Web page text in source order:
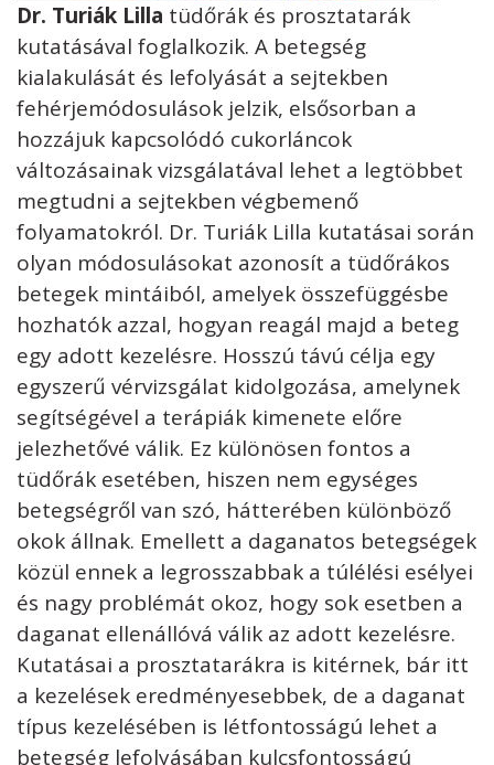
Dr. Turiák Lilla tüdőrák és prosztatarák
kutatásával foglalkozik. A betegség
kialakulását és lefolyását a sejtekben
fehérjemódosulások jelzik, elsősorban a
hozzájuk kapcsolódó cukorláncok
változásainak vizsgálatával lehet a legtöbbet
megtudni a sejtekben végbemenő
folyamatokról. Dr. Turiák Lilla kutatásai során
olyan módosulásokat azonosít a tüdőrákos
betegek mintáiból, amelyek összefüggésbe
hozhatók azzal, hogyan reagál majd a beteg
egy adott kezelésre. Hosszú távú célja egy
egyszerű vérvizsgálat kidolgozása, amelynek
segítségével a terápiák kimenete előre
jelezhetővé válik. Ez különösen fontos a
tüdőrák esetében, hiszen nem egységes
betegségről van szó, hátterében különböző
okok állnak. Emellett a daganatos betegségek
közül ennek a legrosszabbak a túlélési esélyei
és nagy problémát okoz, hogy sok esetben a
daganat ellenállóvá válik az adott kezelésre.
Kutatásai a prosztatarákra is kitérnek, bár itt
a kezelések eredményesebbek, de a daganat
típus kezelésében is létfontosságú lehet a
betegség lefolyásában kulcsfontosságú